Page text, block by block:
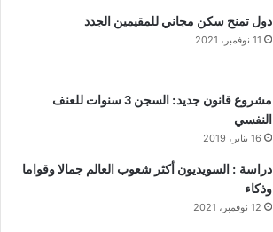
دول تمنح سكن مجاني للمقيمين الجدد
11 نوفمبر، 2021
مشروع قانون جديد: السجن 3 سنوات للعنف
النفسي
16 يناير، 2019
دراسة : السويديون أكثر شعوب العالم جمالا وقواما
وذكاء
12 نوفمبر، 2021